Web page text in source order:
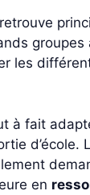
groupes
les
à fait
d’école.
en